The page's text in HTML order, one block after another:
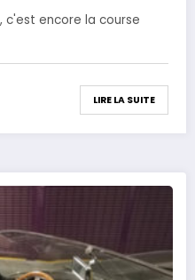
c'est encore la course
LIRE LA SUITE